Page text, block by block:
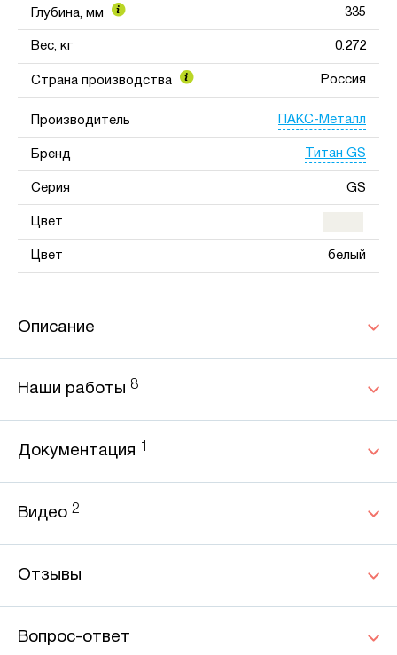
Глубина, мм 335
Вес, кг 0.272
Страна производства Россия
Производитель ПАКС-Металл
Бренд Титан GS
Серия GS
Цвет
Цвет белый
Описание
Наши работы 8
Документация
Видео 2
Отзывы
Вопрос-ответ